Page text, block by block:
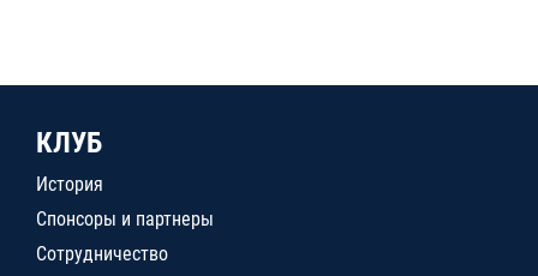
КЛУБ
История
Спонсоры и партнеры
Сотрудничество